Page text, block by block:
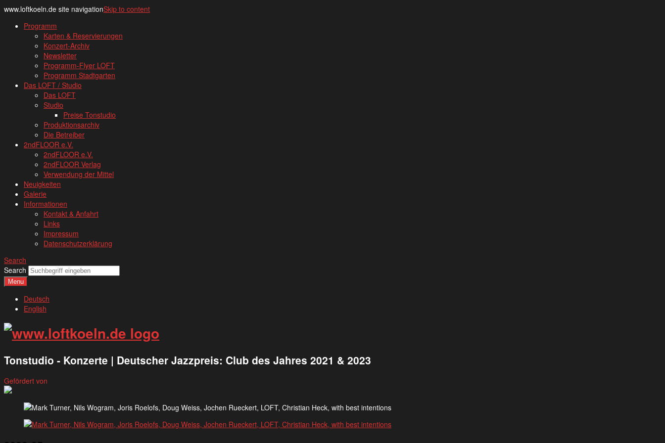
www.loftkoeln.de site navigationSkip to content
Programm
Karten & Reservierungen
Konzert-Archiv
Newsletter
Programm-Flyer LOFT
Programm Stadtgarten
Das LOFT / Studio
Das LOFT
Studio
Preise Tonstudio
Produktionsarchiv
Die Betreiber
2ndFLOOR e.V.
2ndFLOOR e.V.
2ndFLOOR Verlag
Verwendung der Mittel
Neuigkeiten
Galerie
Informationen
Kontakt & Anfahrt
Links
Impressum
Datenschutzerklärung
Search
Search
Menu
Deutsch
English
Tonstudio - Konzerte | Deutscher Jazzpreis: Club des Jahres 2021 & 2023
Gefördert von